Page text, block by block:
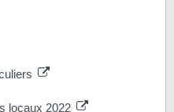
locaux 2022